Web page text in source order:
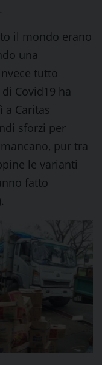
il mondo erano
una
tutto
Covid19 ha
Caritas
sforzi per
pur tra
le varianti
fatto